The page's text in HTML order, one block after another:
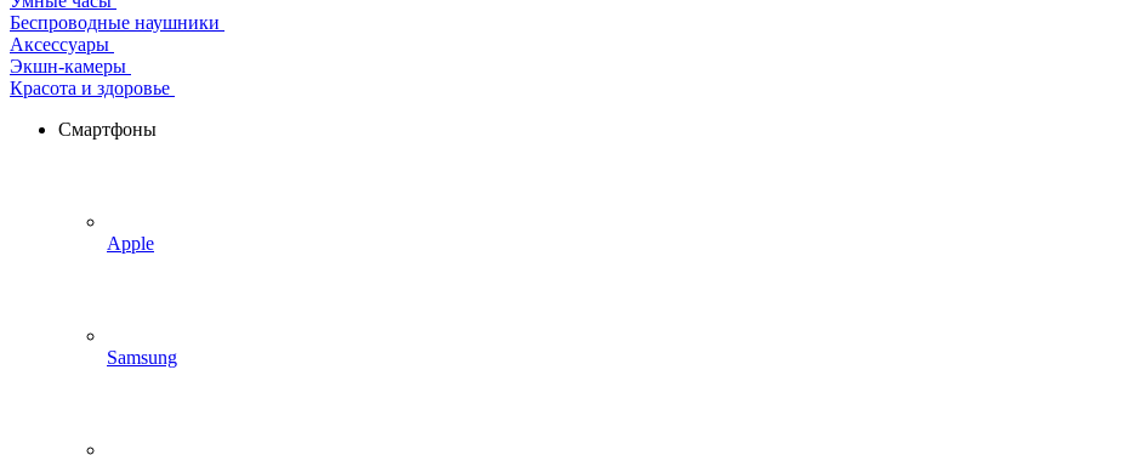
Беспроводные наушники
Аксессуары
Экшн-камеры
Красота и здоровье
Смартфоны
Apple
Samsung